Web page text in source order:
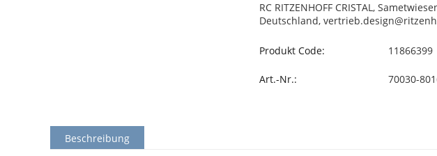
RC RITZENHOFF CRISTAL,
Deutschland,
Produkt Code: 11866399
Art.-Nr.: 70030-
Beschreibung